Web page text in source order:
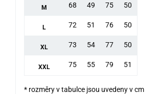
M 68 49 75 50
L 72 51 76 50
XL 73 54 77 50
XXL 75 55 79 51
* rozměry v tabulce jsou uvedeny v cm